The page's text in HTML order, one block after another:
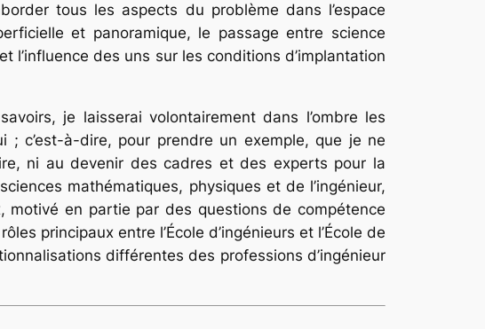
tous les aspects du problème dans l’espace
et panoramique, le passage entre science
l’influence des uns sur les conditions d’implantation
je laisserai volontairement dans l’ombre les
; c’est-à-dire, pour prendre un exemple, que je ne
ni au devenir des cadres et des experts pour la
mathématiques, physiques et de l’ingénieur,
motivé en partie par des questions de compétence
principaux entre l’École d’ingénieurs et l’École de
différentes des professions d’ingénieur